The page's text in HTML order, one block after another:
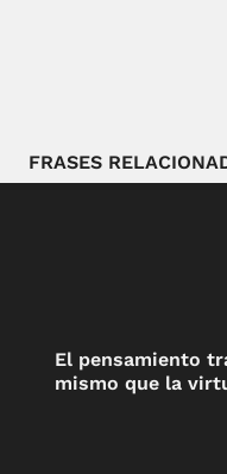
FRASES
El pensamiento
mismo que la